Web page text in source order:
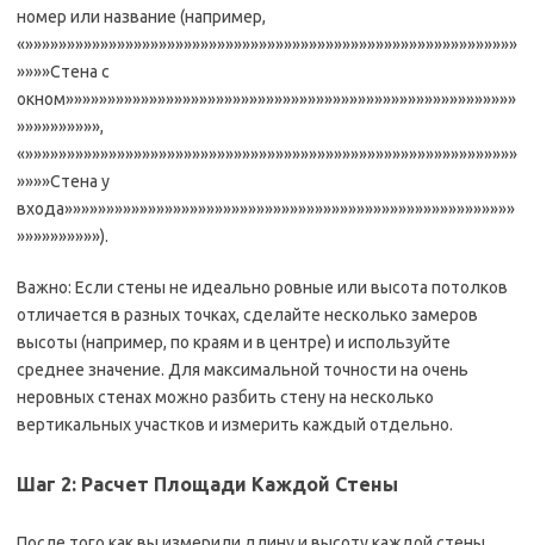
номер или название (например,
«»»»»»»»»»»»»»»»»»»»»»»»»»»»»»»»»»»»»»»»»»»»»»»»»»»»»»»»»»»»
»»»»Стена с
окном»»»»»»»»»»»»»»»»»»»»»»»»»»»»»»»»»»»»»»»»»»»»»»»»»»»»»»
»»»»»»»»»»,
«»»»»»»»»»»»»»»»»»»»»»»»»»»»»»»»»»»»»»»»»»»»»»»»»»»»»»»»»»»»
»»»»Стена у
входа»»»»»»»»»»»»»»»»»»»»»»»»»»»»»»»»»»»»»»»»»»»»»»»»»»»»»»
»»»»»»»»»»).
Важно: Если стены не идеально ровные или высота потолков
отличается в разных точках, сделайте несколько замеров
высоты (например, по краям и в центре) и используйте
среднее значение. Для максимальной точности на очень
неровных стенах можно разбить стену на несколько
вертикальных участков и измерить каждый отдельно.
Шаг 2: Расчет Площади Каждой Стены